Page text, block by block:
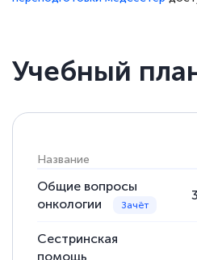
подчеркуть, что при
оперативно связались
двух…
Знаток города 7 уровня
Учебный
Название
Общие вопросы
онкологии
Сестринская
помощь